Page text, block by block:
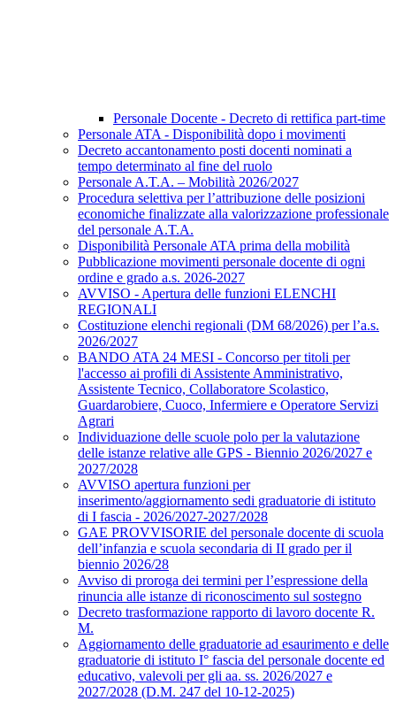
Personale Docente - Decreto di rettifica part-time
Personale ATA - Disponibilità dopo i movimenti
Decreto accantonamento posti docenti nominati a
tempo determinato al fine del ruolo
Personale A.T.A. – Mobilità 2026/2027
Procedura selettiva per l’attribuzione delle posizioni
economiche finalizzate alla valorizzazione professionale
del personale A.T.A.
Disponibilità Personale ATA prima della mobilità
Pubblicazione movimenti personale docente di ogni
ordine e grado a.s. 2026-2027
AVVISO - Apertura delle funzioni ELENCHI
REGIONALI
Costituzione elenchi regionali (DM 68/2026) per l’a.s.
2026/2027
BANDO ATA 24 MESI - Concorso per titoli per
l'accesso ai profili di Assistente Amministrativo,
Assistente Tecnico, Collaboratore Scolastico,
Guardarobiere, Cuoco, Infermiere e Operatore Servizi
Agrari
Individuazione delle scuole polo per la valutazione
delle istanze relative alle GPS - Biennio 2026/2027 e
2027/2028
AVVISO apertura funzioni per
inserimento/aggiornamento sedi graduatorie di istituto
di I fascia - 2026/2027-2027/2028
GAE PROVVISORIE del personale docente di scuola
dell’infanzia e scuola secondaria di II grado per il
biennio 2026/28
Avviso di proroga dei termini per l’espressione della
rinuncia alle istanze di riconoscimento sul sostegno
Decreto trasformazione rapporto di lavoro docente R.
M.
Aggiornamento delle graduatorie ad esaurimento e delle
graduatorie di istituto I° fascia del personale docente ed
educativo, valevoli per gli aa. ss. 2026/2027 e
2027/2028 (D.M. 247 del 10-12-2025)